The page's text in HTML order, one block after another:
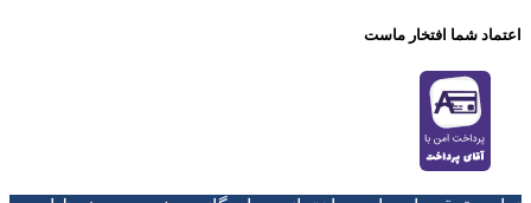
اعتماد شما افتخار ماست